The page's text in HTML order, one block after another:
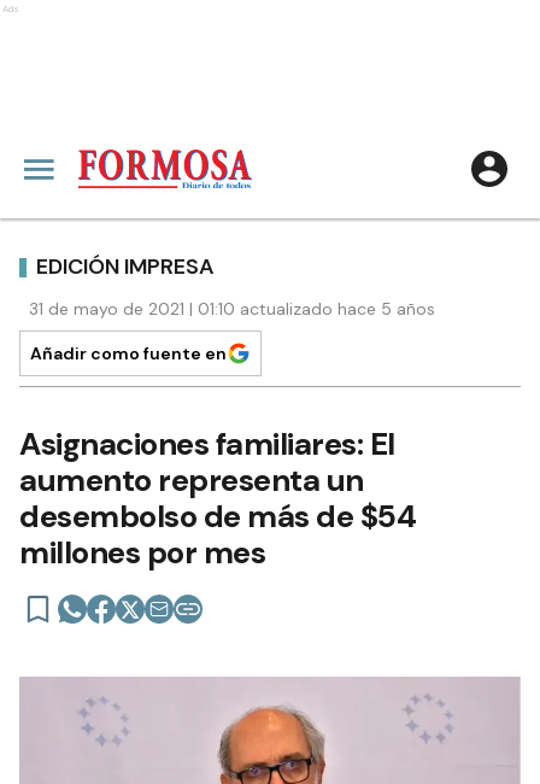
Ads
EDICIÓN IMPRESA
31 de mayo de 2021 | 01:10 actualizado hace 5 años
Añadir como fuente en
Asignaciones familiares: El
aumento representa un
desembolso de más de $54
millones por mes